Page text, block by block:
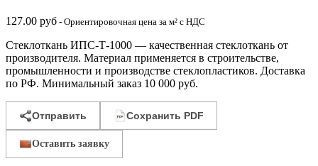
127.00 руб - Ориентировочная цена за м² с НДС
Стеклоткань ИПС-Т-1000 — качественная стеклоткань от
производителя. Материал применяется в строительстве,
промышленности и производстве стеклопластиков. Доставка
по РФ. Минимальный заказ 10 000 руб.
Отправить Сохранить PDF
Оставить заявку